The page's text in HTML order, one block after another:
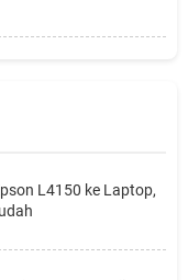
L4150 ke Laptop,